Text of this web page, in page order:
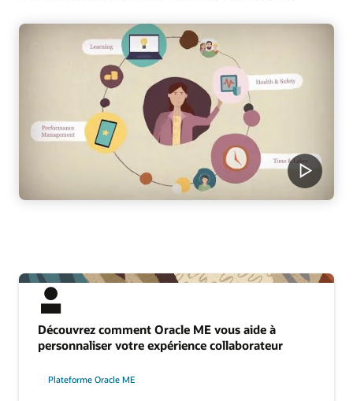
Découvrez comment Oracle ME vous aide à
personnaliser votre expérience collaborateur
Plateforme Oracle ME